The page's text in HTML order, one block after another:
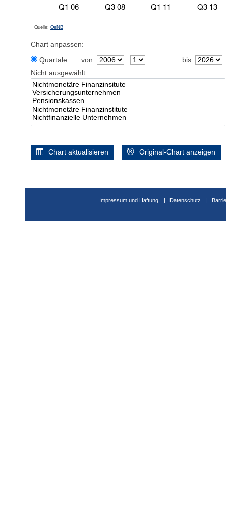
Q1 06 Q3 08 Q1 11 Q3 13
Quelle: OeNB
Chart anpassen:
Quartale
von
bis
Nicht ausgewählt
Chart aktualisieren Original-Chart anzeigen
Impressum und Haftung Datenschutz